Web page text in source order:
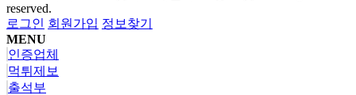
reserved.
로그인 회원가입 정보찾기
MENU
인증업체
먹튀제보
출석부